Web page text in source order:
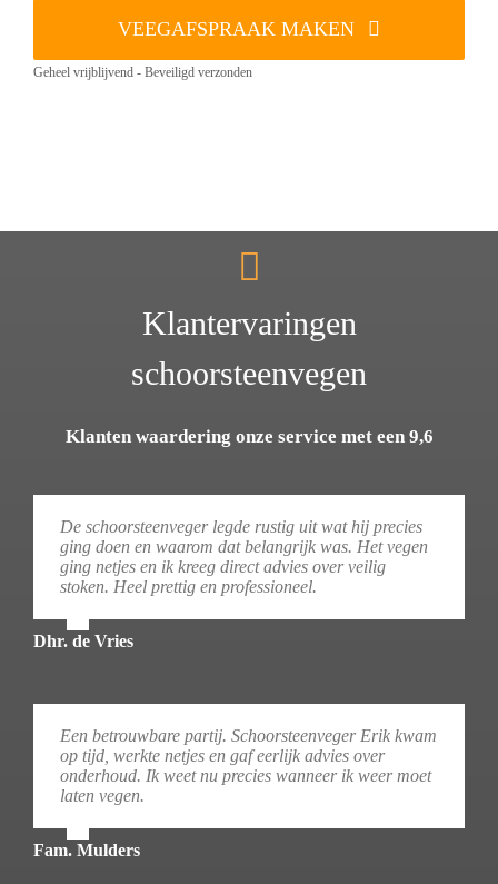
VEEGAFSPRAAK MAKEN
Geheel vrijblijvend - Beveiligd verzonden
Klantervaringen
schoorsteenvegen
Klanten waardering onze service met een 9,6
De schoorsteenveger legde rustig uit wat hij precies
ging doen en waarom dat belangrijk was. Het vegen
ging netjes en ik kreeg direct advies over veilig
stoken. Heel prettig en professioneel.
Dhr. de Vries
Een betrouwbare partij. Schoorsteenveger Erik kwam
op tijd, werkte netjes en gaf eerlijk advies over
onderhoud. Ik weet nu precies wanneer ik weer moet
laten vegen.
Fam. Mulders